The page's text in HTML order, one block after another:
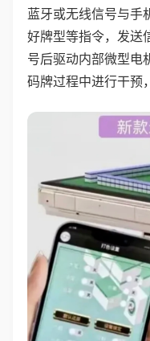
蓝牙或无线信号与手
好牌型等指令，发送
号后驱动内部微型电
码牌过程中进行干预